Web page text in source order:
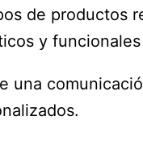
de productos
y
una